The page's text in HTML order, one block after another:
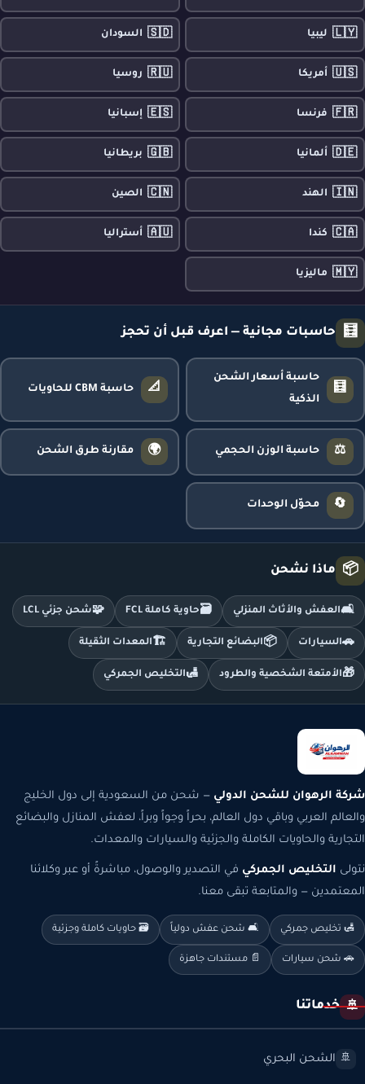
🇱🇾 ليبيا 🇸🇩 السودان
🇺🇸 أمريكا 🇷🇺 روسيا
🇫🇷 فرنسا 🇪🇸 إسبانيا
🇩🇪 ألمانيا 🇬🇧 بريطانيا
🇮🇳 الهند 🇨🇳 الصين
🇨🇦 كندا 🇦🇺 أستراليا
🇲🇾 ماليزيا
🧮 حاسبات مجانية — اعرف قبل أن تحجز
🧮
حاسبة أسعار الشحن
الذكية
📐 حاسبة CBM للحاويات
⚖️ حاسبة الوزن الحجمي 🌍 مقارنة طرق الشحن
🔄 محوّل الوحدات
📦 ماذا نشحن
🛋️العفش والأثاث المنزلي 🗃️حاوية كاملة FCL 🧩شحن جزئي LCL
🚗السيارات 📦البضائع التجارية 🏗️المعدات الثقيلة
🎁الأمتعة الشخصية والطرود 🛃التخليص الجمركي
شركة الرهوان للشحن الدولي — شحن من السعودية إلى دول الخليج
والعالم العربي وباقي دول العالم، بحراً وجواً وبراً، لعفش المنازل والبضائع
التجارية والحاويات الكاملة والجزئية والسيارات والمعدات.
نتولى التخليص الجمركي في التصدير والوصول، مباشرةً أو عبر وكلائنا
المعتمدين — والمتابعة تبقى معنا.
🛃 تخليص جمركي 🛋️ شحن عفش دولياً 🗃️ حاويات كاملة وجزئية
🚗 شحن سيارات 📄 مستندات جاهزة
🚢 خدماتنا
🚢 الشحن البحري